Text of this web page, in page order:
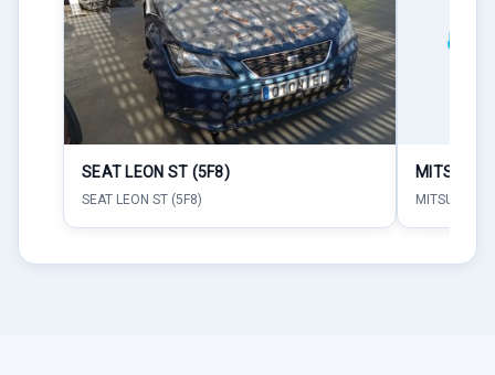
SEAT LEON ST (5F8)
SEAT LEON ST (5F8) MITSUBISHI